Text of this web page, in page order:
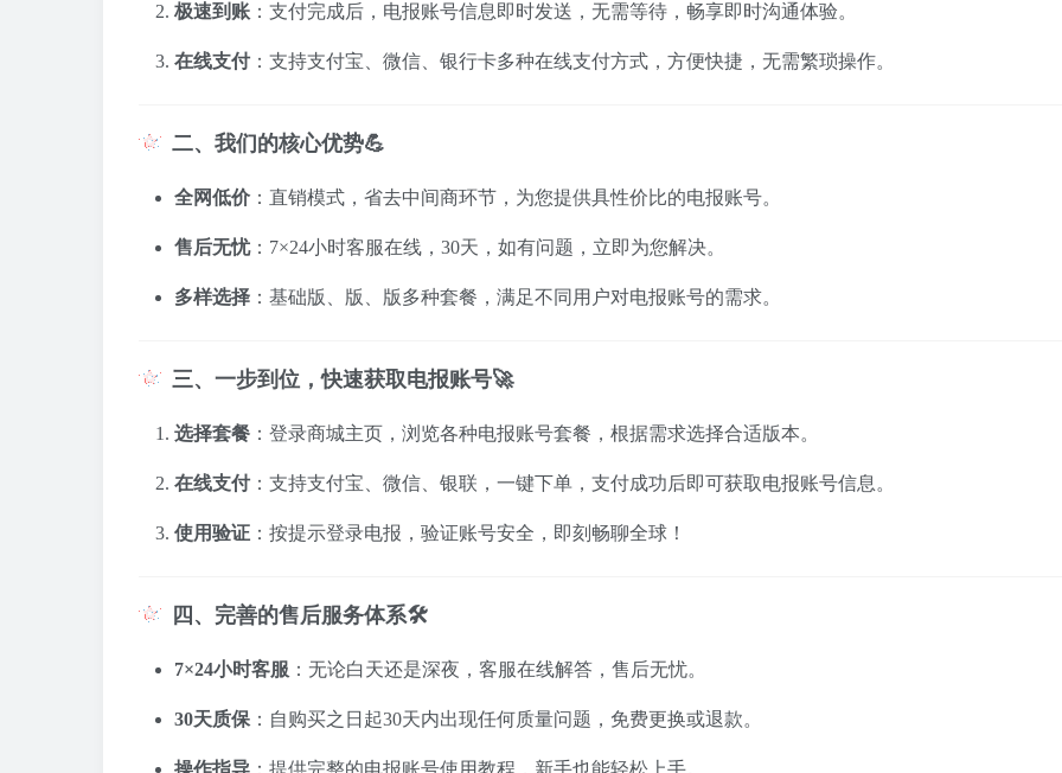
极速到账 ：支付完成后，电报账号信息即时发送，无需等待，畅享即时沟通体验。
在线支付：支持支付宝、微信、银行卡多种在线支付方式，方便快捷，无需繁琐操作。
二、我们的核心优势💪
全网低价：直销模式，省去中间商环节，为您提供具性价比的电报账号。
售后无忧：7×24小时客服在线，30天，如有问题，立即为您解决。
多样选择 ：基础版、版、版多种套餐，满足不同用户对电报账号的需求。
三、一步到位，快速获取电报账号🚀
选择套餐 ：登录商城主页，浏览各种电报账号套餐，根据需求选择合适版本。
在线支付：支持支付宝、微信、银联，一键下单，支付成功后即可获取电报账号信息。
使用验证 ：按提示登录电报，验证账号安全，即刻畅聊全球！
四、完善的售后服务体系🛠️
7×24小时客服 ：无论白天还是深夜，客服在线解答，售后无忧。
30天质保 ：自购买之日起30天内出现任何质量问题，免费更换或退款。